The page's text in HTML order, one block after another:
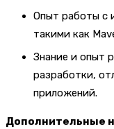
Опыт работы с
такими как
Знание и опыт
разработки,
приложений.
Дополнительные